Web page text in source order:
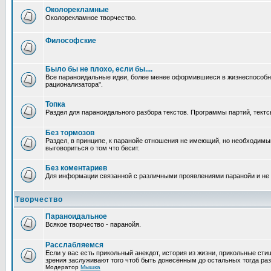
Околорекламные
Околорекламное творчество.
Философские
Было бы не плохо, если бы....
Все параноидальные идеи, более менее оформившиеся в
рационализатора".
Топка
Раздел для параноидального разбора текстов. Программы партий,
Без тормозов
Раздел, в принципе, к паранойе отношения не имеющий, но
выговориться о том что бесит.
Без коментариев
Для информации связанной с различными проявлениями паранойи и
Творчество
Параноидальное
Всякое творчество - паранойя.
Расслабляемся
Если у вас есть прикольный анекдот, история из жизни, прикольные
зрения заслуживают того чтоб быть донесённым до остальных тогда
Модератор Мышка